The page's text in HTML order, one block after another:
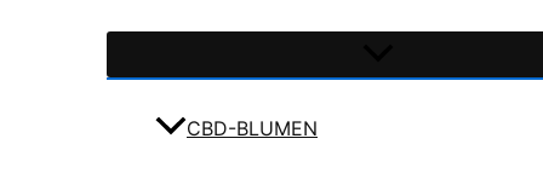
CBD-BLUMEN